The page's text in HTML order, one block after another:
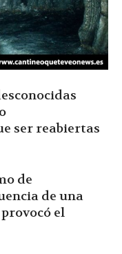
ser reabiertas
de
de una
el